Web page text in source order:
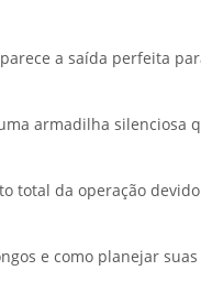
a saída perfeita
armadilha silenciosa
total da operação
e como planejar